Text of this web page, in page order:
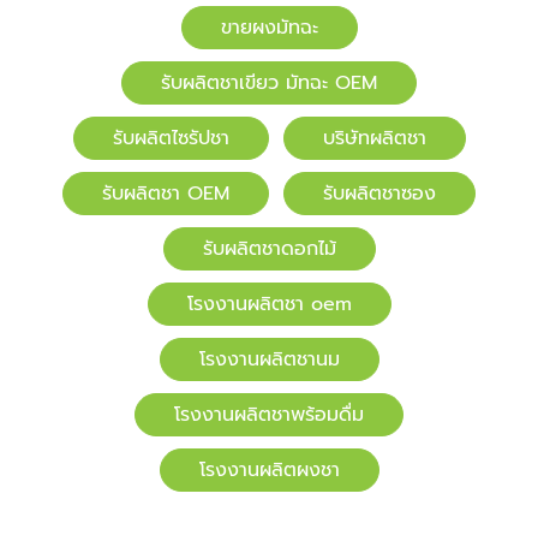
ขายผงมัทฉะ
รับผลิตชาเขียว มัทฉะ OEM
รับผลิตไซรัปชา
บริษัทผลิตชา
รับผลิตชา OEM
รับผลิตชาซอง
รับผลิตชาดอกไม้
โรงงานผลิตชา oem
โรงงานผลิตชานม
โรงงานผลิตชาพร้อมดื่ม
โรงงานผลิตผงชา